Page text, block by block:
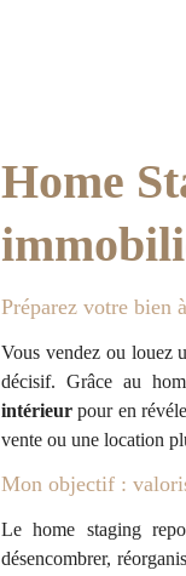
Home
Préparez votre bien
Vous vendez ou louez
décisif. Grâce au
intérieur pour en
vente ou une location
Mon objectif :
Le home staging
désencombrer,